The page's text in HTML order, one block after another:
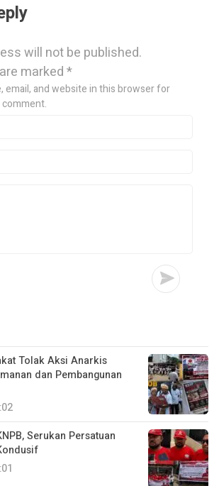
will not be published.
marked*
email, and website in this browser for
Tolak Aksi Anarkis
dan Pembangunan
Serukan Persatuan